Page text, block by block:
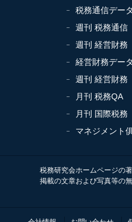
税務通信デー
週刊 税務通信
週刊 経営財務
経営財務デー
週刊 経営財務
月刊 税務QA
月刊 国際税務
マネジメント
税務研究会ホームページの
掲載の文章および写真等の